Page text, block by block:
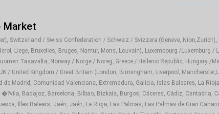
Market
Switzerland / Swiss Confederation / Schweiz / Svizzera (Geneve,
Liege, Bruxelles, Bruges, Namur, Mons, Louvain), Luxembourg /Luxemburg
Tasavalta, Norway / Norge / Noreg, Greece / Hellenic Republic, Hungary /
/ United Kingdom / Great Britain (London, Birmingham, Liverpool,
Madrid, Comunidad Valenciana, Extremadura, Galicia, Islas Baleares, La
Badajoz, Barcelona, Bilbao, Bizkaia, Burgos, Cáceres, Cádiz, Cantabria,
Illes Balears, Jaén, Jaén, La Rioja, Las Palmas, Las Palmas de Gran